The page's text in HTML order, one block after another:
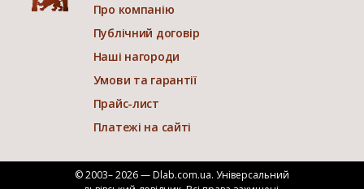
Про компанію
Публічний договір
Наші нагороди
Умови та гарантії
Прайс-лист
Платежі на сайті
© 2003– 2026 — Dlab.com.ua. Універсальний